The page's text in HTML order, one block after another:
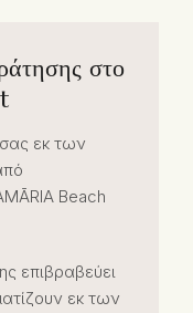
στο
εκ των
Beach
επιβραβεύει
εκ των